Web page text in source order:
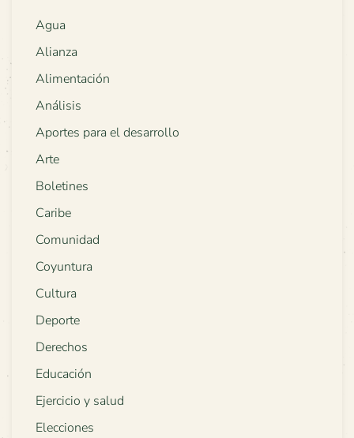
Agua
Alianza
Alimentación
Análisis
Aportes para el desarrollo
Arte
Boletines
Caribe
Comunidad
Coyuntura
Cultura
Deporte
Derechos
Educación
Ejercicio y salud
Elecciones